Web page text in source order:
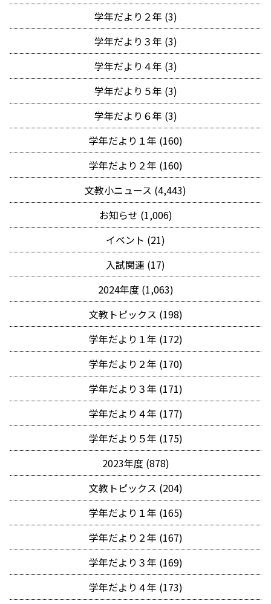
学年だより２年 (3)
学年だより３年 (3)
学年だより４年 (3)
学年だより５年 (3)
学年だより６年 (3)
学年だより１年 (160)
学年だより２年 (160)
文教小ニュース (4,443)
お知らせ (1,006)
イベント (21)
入試関連 (17)
2024年度 (1,063)
文教トピックス (198)
学年だより１年 (172)
学年だより２年 (170)
学年だより３年 (171)
学年だより４年 (177)
学年だより５年 (175)
2023年度 (878)
文教トピックス (204)
学年だより１年 (165)
学年だより２年 (167)
学年だより３年 (169)
学年だより４年 (173)